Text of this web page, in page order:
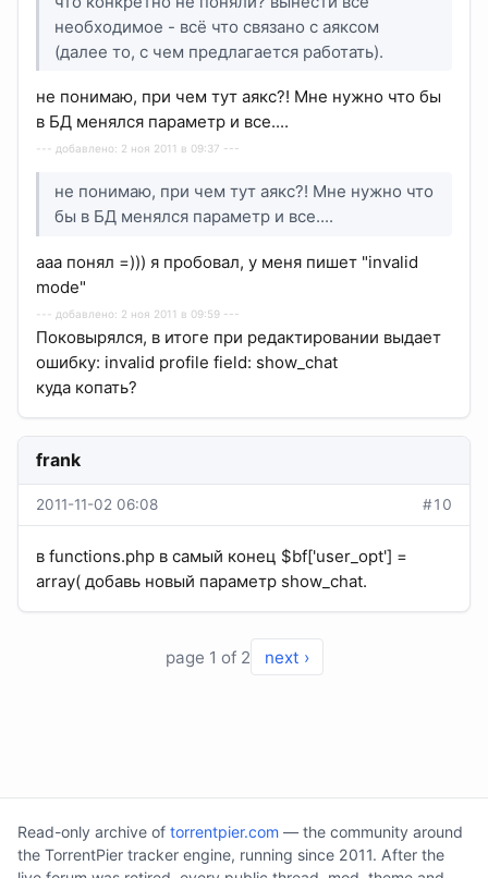
необходимое - всё что связано с аяксом
(далее то, с чем предлагается работать).
не понимаю, при чем тут аякс?! Мне нужно что бы
в БД менялся параметр и все....
--- добавлено: 2 ноя 2011 в 09:37 ---
не понимаю, при чем тут аякс?! Мне нужно что
бы в БД менялся параметр и все....
ааа понял =))) я пробовал, у меня пишет "invalid
mode"
--- добавлено: 2 ноя 2011 в 09:59 ---
Поковырялся, в итоге при редактировании выдает
ошибку: invalid profile field: show_chat
куда копать?
frank
2011-11-02 06:08 #10
в functions.php в самый конец $bf['user_opt'] =
array( добавь новый параметр show_chat.
page 1 of 2 next ›
Read-only archive of torrentpier.com — the community around
the TorrentPier tracker engine, running since 2011. After the